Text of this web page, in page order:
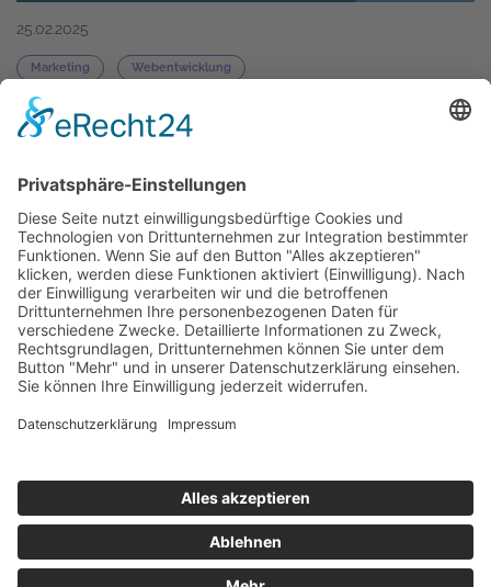
25.02.2025
Marketing Webentwicklung
SEO-Sichtbarkeit steigern:
Maßgeschneiderte Strategien für mehr
Erfahren Sie, wie Sie Ihre SEO-Sichtbarkeit
effektiv erhöhen – von Keyword-Recherche bis
technischer Optimierung. North IT unterstützt Sie
mit maßgeschneiderten Lösungen für
nachhaltigen Online-Erfolg.
office@northitgroup.com +49(158)88649498